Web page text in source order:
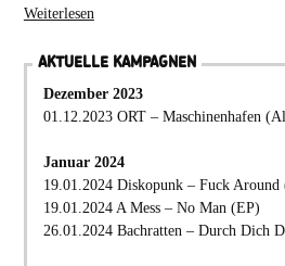
Weiterlesen
AKTUELLE KAMPAGNEN
Dezember 2023
01.12.2023 ORT – Maschinenhafen
Januar 2024
19.01.2024 Diskopunk – Fuck Around
19.01.2024 A Mess – No Man (EP)
26.01.2024 Bachratten – Durch Dich